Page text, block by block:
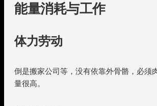
能量消耗与工作
体力劳动
倒是搬家公司等，没有依靠外骨骼，必须
量很高。